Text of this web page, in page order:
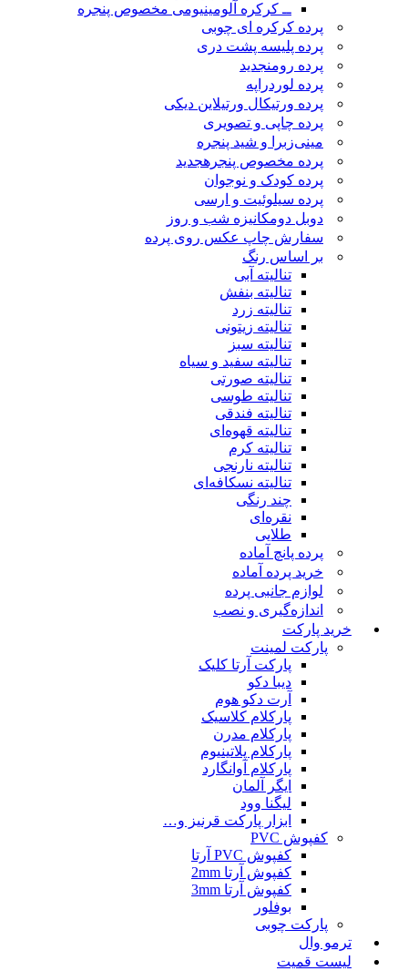
ــ کرکره آلومینیومی مخصوص پنجره
پرده کرکره ای چوبی
پرده پلیسه پشت دری
پرده رومنجدید
پرده لوردراپه
پرده ورتیکال ورتیلاین دیکی
پرده چاپی و تصویری
مینی‌زبرا و شید پنجره
پرده مخصوص پنجره جدید
پرده کودک و نوجوان
پرده سیلوئیت و ارسی
دوبل دومکانیزه شب و روز
سفارش چاپ عکس روی پرده
بر اساس رنگ
تنالیته آبی
تنالیته بنفش
تنالیته زرد
تنالیته زیتونی
تنالیته سبز
تنالیته سفید و سیاه
تنالیته صورتی
تنالیته طوسی
تنالیته فندقی
تنالیته قهوه‌ای
تنالیته کرم
تنالیته نارنجی
تنالیته نسکافه‌ای
چند رنگی
نقره‌ای
طلایی
پرده پانچ آماده
خرید پرده آماده
لوازم جانبی پرده
اندازه‌گیری و نصب
خرید پارکت
پارکت لمینت
پارکت آرتا کلیک
دیبا دکو
آرت دکو هوم
پارکلام کلاسیک
پارکلام مدرن
پارکلام پلاتینیوم
پارکلام آوانگارد
ایگر آلمان
لیگنا وود
ابزار پارکت قرنیز و…
کفپوش PVC
کفپوش PVC آرتا
کفپوش آرتا 2mm
کفپوش آرتا 3mm
بوفلور
پارکت چوبی
ترمو وال
لیست قمیت